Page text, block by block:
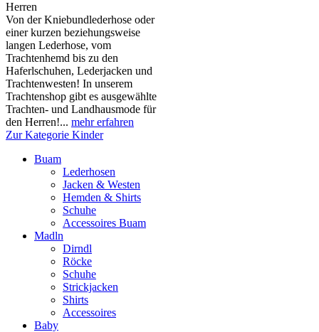
Herren
Von der Kniebundlederhose oder
einer kurzen beziehungsweise
langen Lederhose, vom
Trachtenhemd bis zu den
Haferlschuhen, Lederjacken und
Trachtenwesten! In unserem
Trachtenshop gibt es ausgewählte
Trachten- und Landhausmode für
den Herren!... mehr erfahren
Zur Kategorie Kinder
Buam
Lederhosen
Jacken & Westen
Hemden & Shirts
Schuhe
Accessoires Buam
Madln
Dirndl
Röcke
Schuhe
Strickjacken
Shirts
Accessoires
Baby